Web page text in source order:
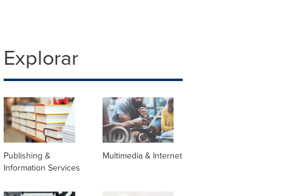
Explorar
Publishing &
Information Services
Multimedia & Internet